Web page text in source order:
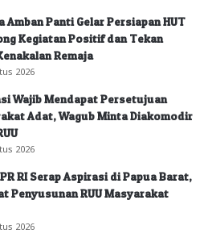
Amban Panti Gelar Persiapan HUT
Kegiatan Positif dan Tekan
Remaja
2026
Wajib Mendapat Persetujuan
Adat, Wagub Minta Diakomodir
2026
RI Serap Aspirasi di Papua Barat,
Penyusunan RUU Masyarakat
2026